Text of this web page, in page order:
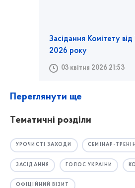
Засідання Комітету від
2026 року
03 квітня 2026 21:53
Переглянути ще
Тематичні розділи
УРОЧИСТІ ЗАХОДИ СЕМІНАР-
ЗАСІДАННЯ ГОЛОС УКРАЇНИ
ОФІЦІЙНИЙ ВІЗИТ